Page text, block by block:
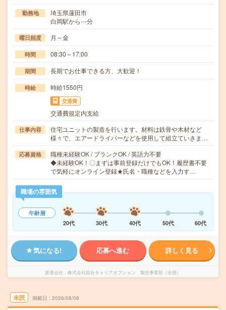
勤務地
埼玉県蓮田市
白岡駅から---分
曜日頻度 月～金
時間 08:30～17:00
期間 長期でお仕事できる方、大歓迎！
時給 時給1550円
交通費
交通費規定内支給
仕事内容
住宅ユニットの製造を行います。材料は鉄骨や木材など
様々で、エアードライバーなどを使用して組立ていきま…
応募資格
職種未経験OK / ブランクOK / 英語力不要
◆未経験OK！〇まずは事前登録だけでもOK！履歴書不要
で気軽にオンライン登録★氏名・職種などを入力す…
職場の雰囲気
年齢層
20代
30代 40代 50代 60代
気になる! 応募へ進む 詳しく見る
派遣会社 株式会社綜合キャリアオプション 製造事業部（全国）
未読 掲載日 2026/08/08